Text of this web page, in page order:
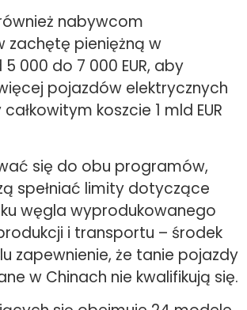
nabywcom
zachętę pieniężną w
000 do 7 000 EUR, aby
pojazdów elektrycznych
koszcie 1 mld EUR
się do obu programów,
spełniać limity dotyczące
węgla wyprodukowanego
i transportu – środek
zapewnienie, że tanie pojazdy
w Chinach nie kwalifikują się.